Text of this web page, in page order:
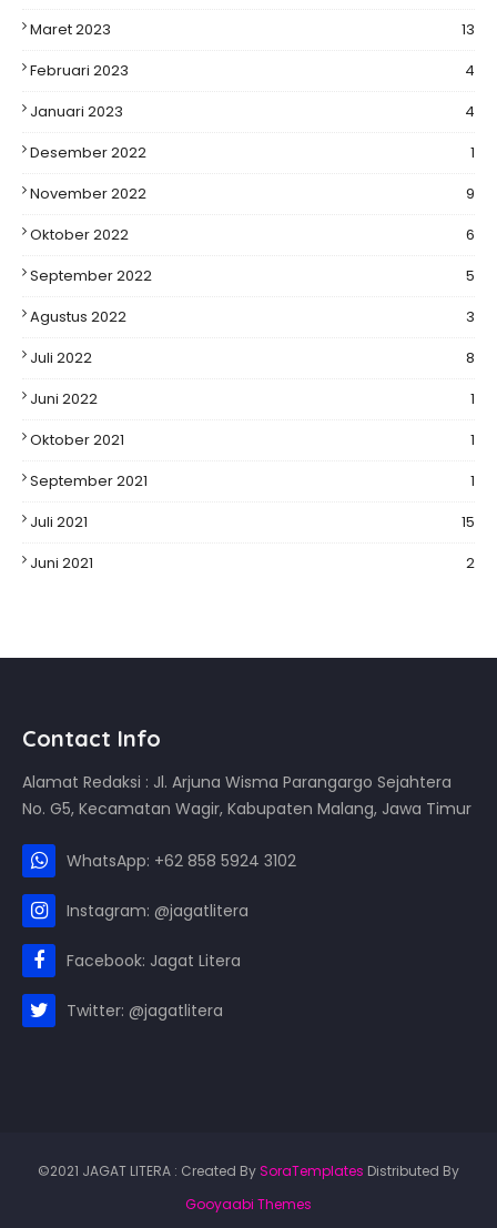
Maret 2023
13
Februari 2023
4
Januari 2023
4
Desember 2022
1
November 2022
9
Oktober 2022
6
September 2022
5
Agustus 2022
3
Juli 2022
8
Juni 2022
1
Oktober 2021
1
September 2021
1
Juli 2021
15
Juni 2021
2
Contact Info
Alamat Redaksi : Jl. Arjuna Wisma Parangargo Sejahtera
No. G5, Kecamatan Wagir, Kabupaten Malang, Jawa Timur
WhatsApp: +62 858 5924 3102
Instagram: @jagatlitera
Facebook: Jagat Litera
Twitter: @jagatlitera
©2021 JAGAT LITERA : Created By SoraTemplates Distributed By
Gooyaabi Themes